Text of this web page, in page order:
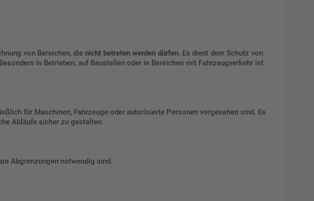
von Bereichen, die nicht betreten werden dürfen. Es dient dem Schutz von
in Betrieben, auf Baustellen oder in Bereichen mit Fahrzeugverkehr ist
für Maschinen, Fahrzeuge oder autorisierte Personen vorgesehen sind. Es
Abläufe sicher zu gestalten.
Abgrenzungen notwendig sind.